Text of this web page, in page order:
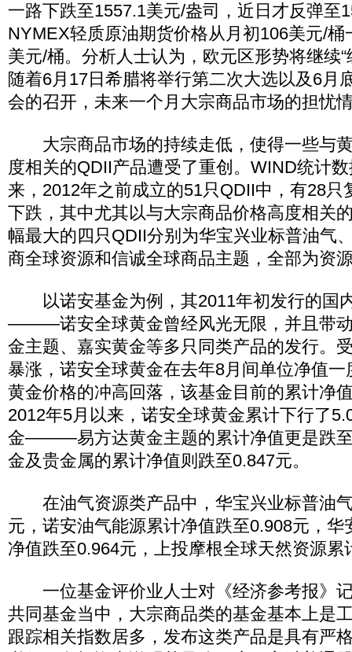
一路下跌至1557.1美元/盎司，近日才反弹至
NYMEX轻质原油期货价格从月初106美元/桶
美元/桶。分析人士认为，欧元区形势将继续
随着6月17日希腊将举行第二次大选以及6月
会的召开，未来一个月大宗商品市场的担忧
大宗商品市场的持续走低，使得一些与
度相关的QDII产品遭受了重创。WIND统计
来，2012年之前成立的51只QDII中，有28只
下跌，其中尤其以与大宗商品价格高度相关
幅最大的四只QDII分别为华宝兴业标普油气
商全球资源和信诚全球商品主题，全部为资
以诺安基金为例，其2011年初发行的国
———诺安全球黄金曾经风光无限，并且带
金主题、嘉实黄金等多只同类产品的发行。
暴涨，诺安全球黄金在去年8月间单位净值
黄金价格的冲高回落，该基金目前的累计净
2012年5月以来，诺安全球黄金累计下行了
金———易方达黄金主题的累计净值更是跌
金及贵金属的累计净值则跌至0.847元。
在油气资源类产品中，华宝兴业标普油
元，诺安油气能源累计净值跌至0.908元，华
净值跌至0.964元，上投摩根全球天然资源累
一位基金评价业人士对《经济参考报》
共同基金当中，大宗商品类的基金基本上是
跟踪相关指数居多，发布这类产品是具有严